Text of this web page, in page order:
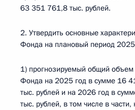
63 351 761,8 тыс. рублей.
2. Утвердить основные
Фонда на плановый период
1) прогнозируемый общий
Фонда на 2025 год в сумме 16
тыс. рублей и на 2026 год в
тыс. рублей, в том числе в